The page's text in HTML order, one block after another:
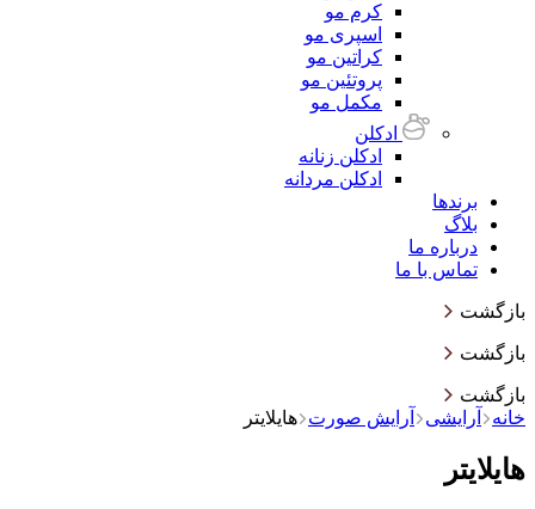
کرم مو
اسپری مو
کراتین مو
پروتئین مو
مکمل مو
ادکلن
ادکلن زنانه
ادکلن مردانه
برندها
بلاگ
درباره ما
تماس با ما
بازگشت
بازگشت
بازگشت
خانه
آرایشی آرایش صورت هایلایتر
هایلایتر